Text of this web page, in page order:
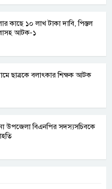
কাছে ১০ লাখ টাকা দাবি, পিস্তল
আটক-১
ছাত্রকে বলাৎকার শিক্ষক আটক
উপজেলা বিএনপির সদস্যসচিবকে